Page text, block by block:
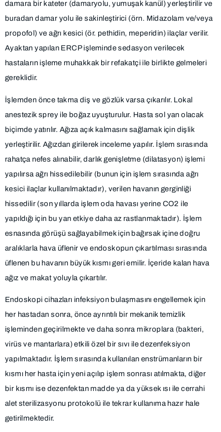
damara bir kateter (damaryolu, yumuşak kanül) yerleştirilir ve
buradan damar yolu ile sakinleştirici (örn. Midazolam ve/veya
propofol) ve ağrı kesici (ör. pethidin, meperidin) ilaçlar verilir.
Ayaktan yapılan ERCP işleminde sedasyon verilecek
hastaların işleme muhakkak bir refakatçi ile birlikte gelmeleri
gereklidir.
İşlemden önce takma diş ve gözlük varsa çıkarılır. Lokal
anestezik sprey ile boğaz uyuşturulur. Hasta sol yan olacak
biçimde yatırılır. Ağıza açık kalmasını sağlamak için dişlik
yerleştirilir. Ağızdan girilerek inceleme yapılır. İşlem sırasında
rahatça nefes alınabilir, darlık genişletme (dilatasyon) işlemi
yapılırsa ağrı hissedilebilir (bunun için işlem sırasında ağrı
kesici ilaçlar kullanılmaktadır), verilen havanın gerginliği
hissedilir (son yıllarda işlem oda havası yerine CO2 ile
yapıldığı için bu yan etkiye daha az rastlanmaktadır). İşlem
esnasında görüşü sağlayabilmek için bağırsak içine doğru
aralıklarla hava üflenir ve endoskopun çıkartılması sırasında
üflenen bu havanın büyük kısmı geri emilir. İçeride kalan hava
ağız ve makat yoluyla çıkartılır.
Endoskopi cihazları infeksiyon bulaşmasını engellemek için
her hastadan sonra, önce ayrıntılı bir mekanik temizlik
işleminden geçirilmekte ve daha sonra mikroplara (bakteri,
virüs ve mantarlara) etkili özel bir sıvı ile dezenfeksiyon
yapılmaktadır. İşlem sırasında kullanılan enstrümanların bir
kısmı her hasta için yeni açılıp işlem sonrası atılmakta, diğer
bir kısmı ise dezenfektan madde ya da yüksek ısı ile cerrahi
alet sterilizasyonu protokolü ile tekrar kullanıma hazır hale
getirilmektedir.